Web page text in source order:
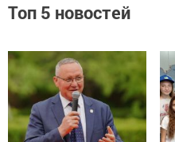
Топ 5 новостей